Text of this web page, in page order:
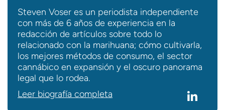
Steven Voser es un periodista independiente
con más de 6 años de experiencia en la
redacción de artículos sobre todo lo
relacionado con la marihuana; cómo cultivarla,
los mejores métodos de consumo, el sector
cannábico en expansión y el oscuro panorama
legal que lo rodea.
Leer biografía completa